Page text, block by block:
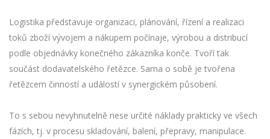
Logistika představuje organizaci, plánování, řízení a realizaci
toků zboží vývojem a nákupem počínaje, výrobou a distribucí
podle objednávky konečného zákazníka konče. Tvoří tak
součást dodavatelského řetězce. Sama o sobě je tvořena
řetězcem činností a událostí v synergickém působení.
To s sebou nevyhnutelně nese určité náklady prakticky ve všech
fázích, tj. v procesu skladování, balení, přepravy, manipulace.